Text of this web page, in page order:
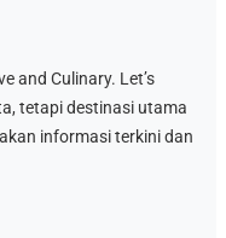
and Culinary. Let’s
tetapi destinasi utama
informasi terkini dan